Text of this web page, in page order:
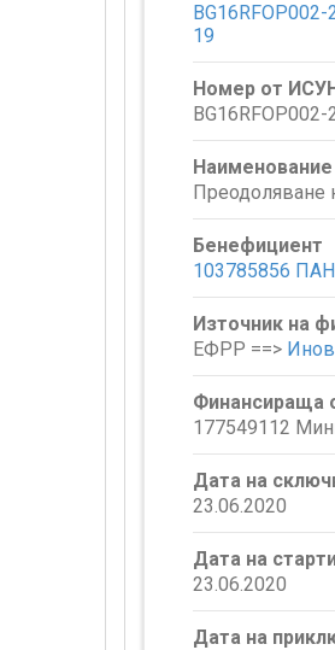
19
Номер от
Преодоляване
Бенефициент
103785856
Източник на
ЕФРР ==>
Финансираща
177549112
Дата на
23.06.2020
Дата на
23.06.2020
Дата на